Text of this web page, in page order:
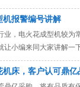
机报警编号讲解
业，电火花成型机较为
让小编来同大家讲解一
机床，客户认可鼎亿